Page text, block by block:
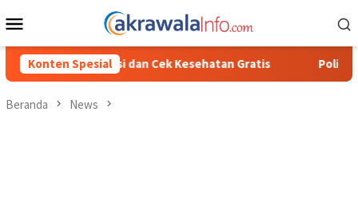
ke
Mobile
Konten Spesial
Terintegrasi dan Cek Kesehatan Gratis Polisi Ungkap
Beranda News